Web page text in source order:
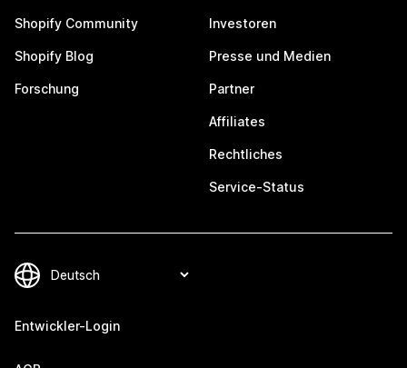
Shopify Community
Shopify Blog
Forschung
Investoren
Presse und Medien
Partner
Affiliates
Rechtliches
Service-Status
Entwickler-Login